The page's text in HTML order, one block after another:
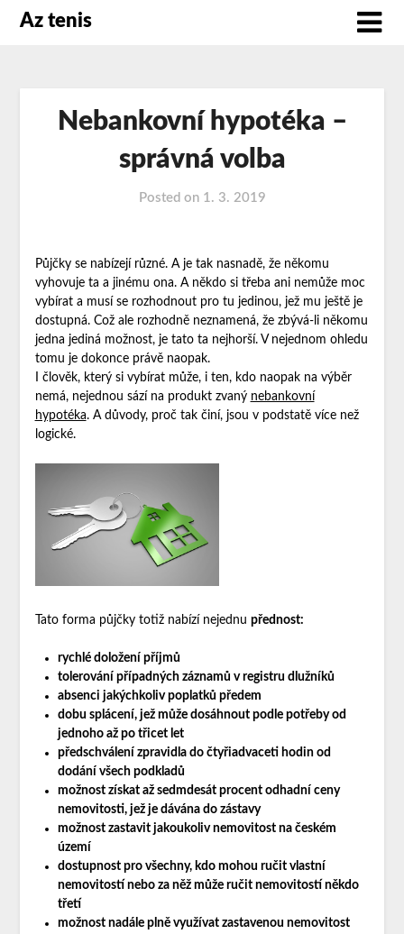
Az tenis
Nebankovní hypotéka –
správná volba
Posted on 1. 3. 2019
Půjčky se nabízejí různé. A je tak nasnadě, že někomu
vyhovuje ta a jinému ona. A někdo si třeba ani nemůže moc
vybírat a musí se rozhodnout pro tu jedinou, jež mu ještě je
dostupná. Což ale rozhodně neznamená, že zbývá-li někomu
jedna jediná možnost, je tato ta nejhorší. V nejednom ohledu
tomu je dokonce právě naopak.
I člověk, který si vybírat může, i ten, kdo naopak na výběr
nemá, nejednou sází na produkt zvaný nebankovní
hypotéka. A důvody, proč tak činí, jsou v podstatě více než
logické.
Tato forma půjčky totiž nabízí nejednu přednost:
rychlé doložení příjmů
tolerování případných záznamů v registru dlužníků
absenci jakýchkoliv poplatků předem
dobu splácení, jež může dosáhnout podle potřeby od
jednoho až po třicet let
předschválení zpravidla do čtyřiadvaceti hodin od
dodání všech podkladů
možnost získat až sedmdesát procent odhadní ceny
nemovitosti, jež je dávána do zástavy
možnost zastavit jakoukoliv nemovitost na českém
území
dostupnost pro všechny, kdo mohou ručit vlastní
nemovitostí nebo za něž může ručit nemovitostí někdo
třetí
možnost nadále plně využívat zastavenou nemovitost